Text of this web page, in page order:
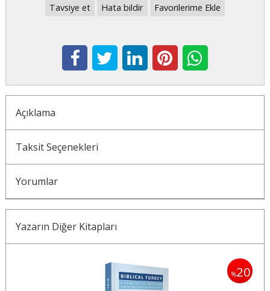
Tavsiye et Hata bildir Favorilerime Ekle
Açıklama
Taksit Seçenekleri
Yorumlar
Yazarın Diğer Kitapları
%20